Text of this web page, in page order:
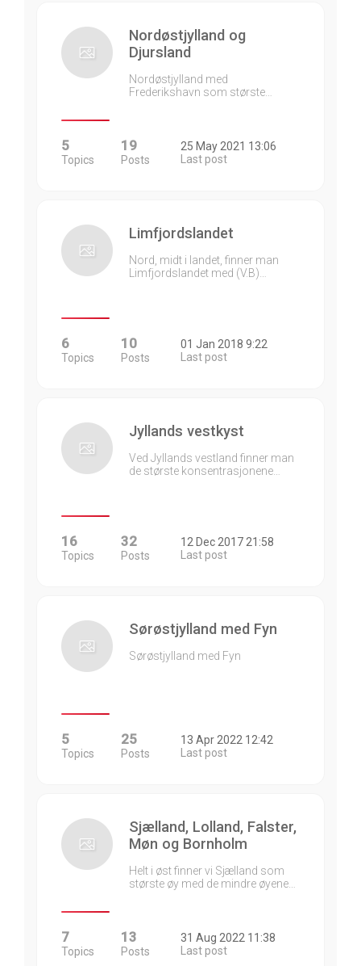
Nordøstjylland og
Djursland
Nordøstjylland med
Frederikshavn som største…
5
Topics
19
Posts
25 May 2021 13:06
Last post
Limfjordslandet
Nord, midt i landet, finner man
Limfjordslandet med (V.B)…
6
Topics
10
Posts
01 Jan 2018 9:22
Last post
Jyllands vestkyst
Ved Jyllands vestland finner man
de største konsentrasjonene…
16
Topics
32
Posts
12 Dec 2017 21:58
Last post
Sørøstjylland med Fyn
Sørøstjylland med Fyn
5
Topics
25
Posts
13 Apr 2022 12:42
Last post
Sjælland, Lolland, Falster,
Møn og Bornholm
Helt i øst finner vi Sjælland som
største øy med de mindre øyene…
7
Topics
13
Posts
31 Aug 2022 11:38
Last post